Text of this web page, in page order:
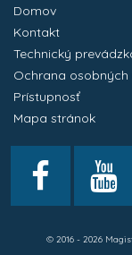
Domov
Kontakt
Technický
Ochrana
Prístupnosť
Mapa stránok
© 2016 - 2026